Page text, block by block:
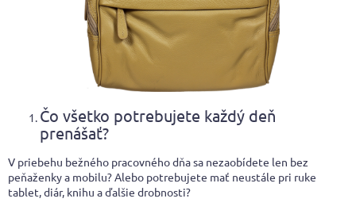
Čo všetko potrebujete každý deň
prenášať?
V priebehu bežného pracovného dňa sa nezaobídete len bez
peňaženky a mobilu? Alebo potrebujete mať neustále pri ruke
tablet, diár, knihu a ďalšie drobnosti?